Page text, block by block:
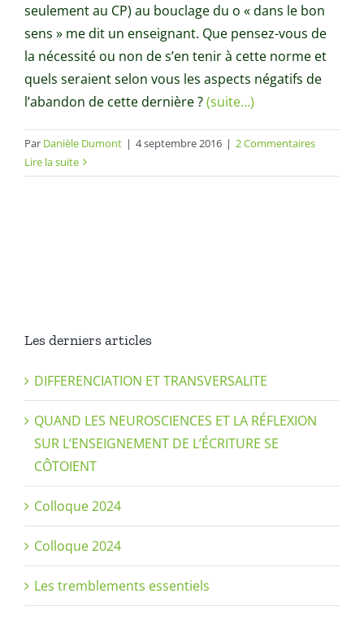
seulement au CP) au bouclage du o « dans le bon
sens » me dit un enseignant. Que pensez-vous de
la nécessité ou non de s’en tenir à cette norme et
quels seraient selon vous les aspects négatifs de
l’abandon de cette dernière ?(suite…)
Par Danièle Dumont | 4 septembre 2016 | 2 Commentaires
Lire la suite
Les derniers articles
DIFFERENCIATION ET TRANSVERSALITE
QUAND LES NEUROSCIENCES ET LA RÉFLEXION
SUR L’ENSEIGNEMENT DE L’ÉCRITURE SE
CÔTOIENT
Colloque 2024
Colloque 2024
Les tremblements essentiels